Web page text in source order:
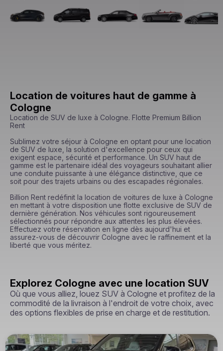
Location de voitures haut de gamme à
Cologne
Location de SUV de luxe à Cologne. Flotte Premium Billion
Rent
Sublimez votre séjour à Cologne en optant pour une location
de SUV de luxe, la solution d'excellence pour ceux qui
exigent espace, sécurité et performance. Un SUV haut de
gamme est le partenaire idéal des voyageurs souhaitant allier
une conduite puissante à une élégance distinctive, que ce
soit pour des trajets urbains ou des escapades régionales.
Billion Rent redéfinit la location de voitures de luxe à Cologne
en mettant à votre disposition une flotte exclusive de SUV de
dernière génération. Nos véhicules sont rigoureusement
sélectionnés pour répondre aux attentes les plus élevées.
Effectuez votre réservation en ligne dès aujourd'hui et
assurez-vous de découvrir Cologne avec le raffinement et la
liberté que vous méritez.
Explorez Cologne avec une location SUV
Où que vous alliez, louez SUV à Cologne et profitez de la
commodité de la livraison à l'endroit de votre choix, avec
des options flexibles de prise en charge et de restitution.